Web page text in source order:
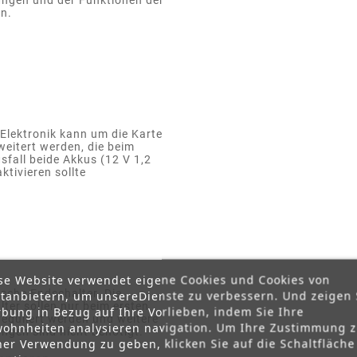
kann um die Karte
werden, die beim
beide Akkus (12 V 1,2
sollte
Endschalter. Die
sollen nur beim ersten
werden und weitere
sind nicht benötigt.
Website verwendet eigene Cookies und Cookies von
um unsereDienste zu verbessern. Und zeigen
in Bezug auf Ihre Vorlieben, indem Sie Ihre
analysieren navigation. Um Ihre Zustimmung
Verwendung zu geben, klicken Sie auf die Schaltfläche